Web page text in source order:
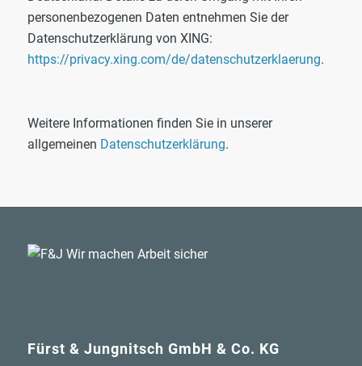
personenbezogenen Daten entnehmen Sie der
Datenschutzerklärung von XING:
https://privacy.xing.com/de/datenschutzerklaerung.
Weitere Informationen finden Sie in unserer
allgemeinen Datenschutzerklärung.
Fürst & Jungnitsch GmbH & Co. KG